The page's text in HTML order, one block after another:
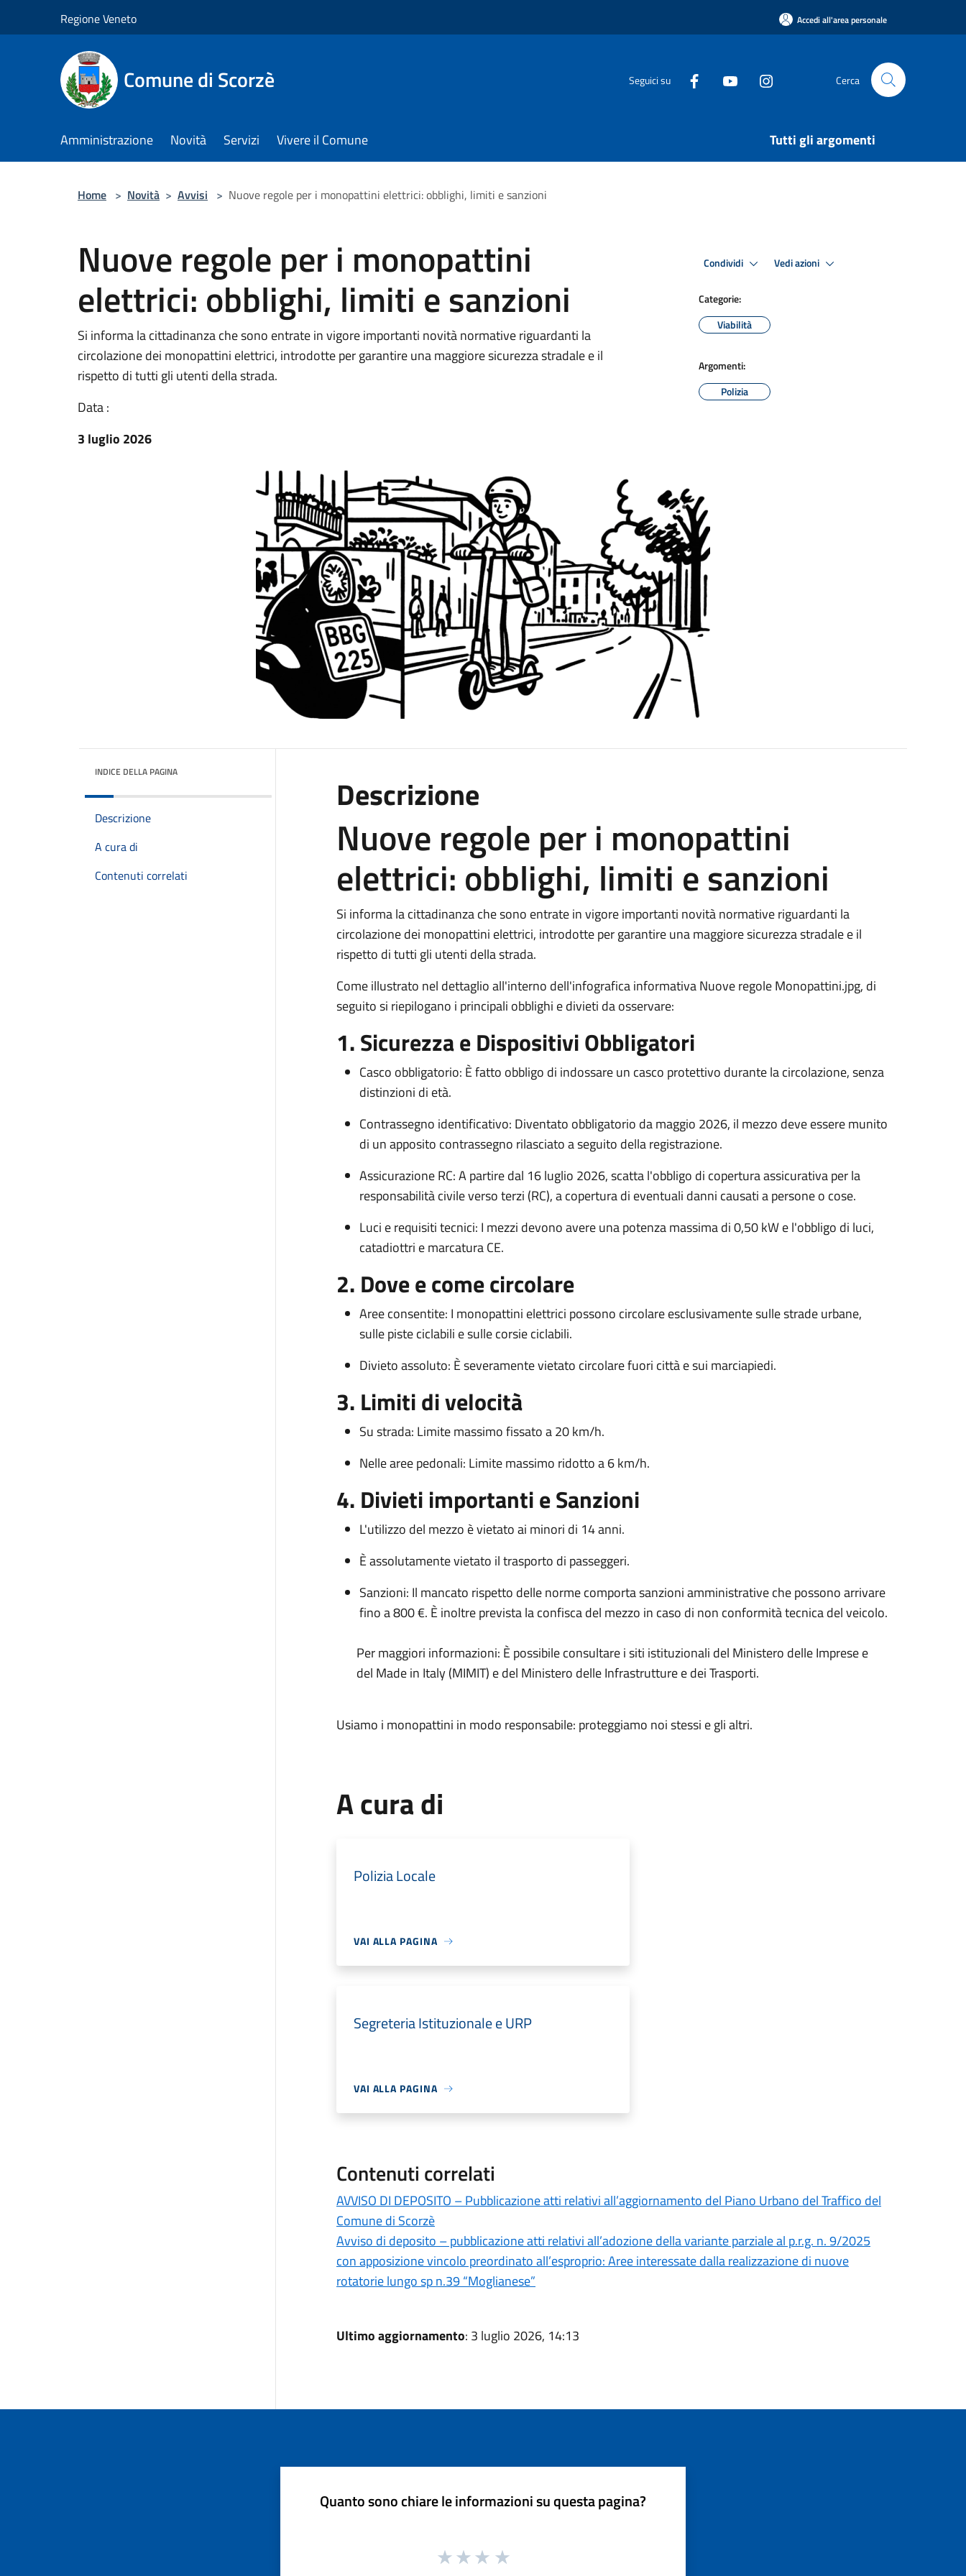
Regione Veneto Accedi all'area personale
Comune di Scorzè Seguici su Cerca
Amministrazione Novità Servizi Vivere il Comune Tutti gli argomenti
Home > Novità > Avvisi > Nuove regole per i monopattini elettrici: obblighi, limiti e sanzioni
Nuove regole per i monopattini
elettrici: obblighi, limiti e sanzioni
Si informa la cittadinanza che sono entrate in vigore importanti novità normative riguardanti la
circolazione dei monopattini elettrici, introdotte per garantire una maggiore sicurezza stradale e il
rispetto di tutti gli utenti della strada.
Data :
3 luglio 2026
Condividi Vedi azioni
Categorie:
Viabilità
Argomenti:
Polizia
INDICE DELLA PAGINA
Descrizione
A cura di
Contenuti correlati
Descrizione
Nuove regole per i monopattini
elettrici: obblighi, limiti e sanzioni
Si informa la cittadinanza che sono entrate in vigore importanti novità normative riguardanti la
circolazione dei monopattini elettrici, introdotte per garantire una maggiore sicurezza stradale e il
rispetto di tutti gli utenti della strada.
Come illustrato nel dettaglio all'interno dell'infografica informativa Nuove regole Monopattini.jpg, di
seguito si riepilogano i principali obblighi e divieti da osservare:
1. Sicurezza e Dispositivi Obbligatori
Casco obbligatorio: È fatto obbligo di indossare un casco protettivo durante la circolazione, senza
distinzioni di età.
Contrassegno identificativo: Diventato obbligatorio da maggio 2026, il mezzo deve essere munito
di un apposito contrassegno rilasciato a seguito della registrazione.
Assicurazione RC: A partire dal 16 luglio 2026, scatta l'obbligo di copertura assicurativa per la
responsabilità civile verso terzi (RC), a copertura di eventuali danni causati a persone o cose.
Luci e requisiti tecnici: I mezzi devono avere una potenza massima di 0,50 kW e l'obbligo di luci,
catadiottri e marcatura CE.
2. Dove e come circolare
Aree consentite: I monopattini elettrici possono circolare esclusivamente sulle strade urbane,
sulle piste ciclabili e sulle corsie ciclabili.
Divieto assoluto: È severamente vietato circolare fuori città e sui marciapiedi.
3. Limiti di velocità
Su strada: Limite massimo fissato a 20 km/h.
Nelle aree pedonali: Limite massimo ridotto a 6 km/h.
4. Divieti importanti e Sanzioni
L'utilizzo del mezzo è vietato ai minori di 14 anni.
È assolutamente vietato il trasporto di passeggeri.
Sanzioni: Il mancato rispetto delle norme comporta sanzioni amministrative che possono arrivare
fino a 800 €. È inoltre prevista la confisca del mezzo in caso di non conformità tecnica del veicolo.
Per maggiori informazioni: È possibile consultare i siti istituzionali del Ministero delle Imprese e
del Made in Italy (MIMIT) e del Ministero delle Infrastrutture e dei Trasporti.
Usiamo i monopattini in modo responsabile: proteggiamo noi stessi e gli altri.
A cura di
Polizia Locale
VAI ALLA PAGINA
Segreteria Istituzionale e URP
VAI ALLA PAGINA
Contenuti correlati
AVVISO DI DEPOSITO – Pubblicazione atti relativi all’aggiornamento del Piano Urbano del Traffico del
Comune di Scorzè
Avviso di deposito – pubblicazione atti relativi all’adozione della variante parziale al p.r.g. n. 9/2025
con apposizione vincolo preordinato all’esproprio: Aree interessate dalla realizzazione di nuove
rotatorie lungo sp n.39 “Moglianese”
Ultimo aggiornamento: 3 luglio 2026, 14:13
Quanto sono chiare le informazioni su questa pagina?